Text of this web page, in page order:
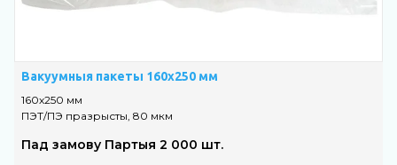
Вакуумныя пакеты 160х250 мм
160х250 мм
ПЭТ/ПЭ празрысты, 80 мкм
Пад замову Партыя 2 000 шт.